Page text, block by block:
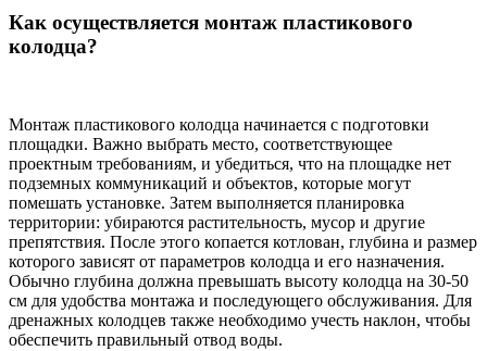
Как осуществляется монтаж пластикового
колодца?
Монтаж пластикового колодца начинается с подготовки
площадки. Важно выбрать место, соответствующее
проектным требованиям, и убедиться, что на площадке нет
подземных коммуникаций и объектов, которые могут
помешать установке. Затем выполняется планировка
территории: убираются растительность, мусор и другие
препятствия. После этого копается котлован, глубина и размер
которого зависят от параметров колодца и его назначения.
Обычно глубина должна превышать высоту колодца на 30-50
см для удобства монтажа и последующего обслуживания. Для
дренажных колодцев также необходимо учесть наклон, чтобы
обеспечить правильный отвод воды.